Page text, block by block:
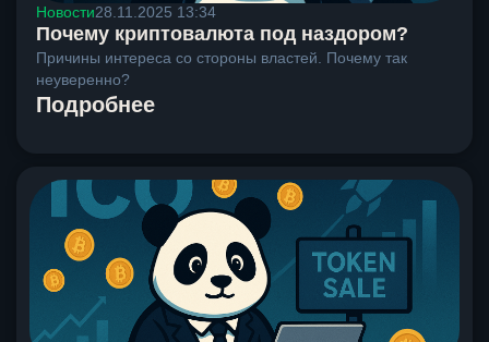
Новости28.11.2025 13:34
Почему криптовалюта под наздором?
Причины интереса со стороны властей. Почему так
неуверенно?
Подробнее